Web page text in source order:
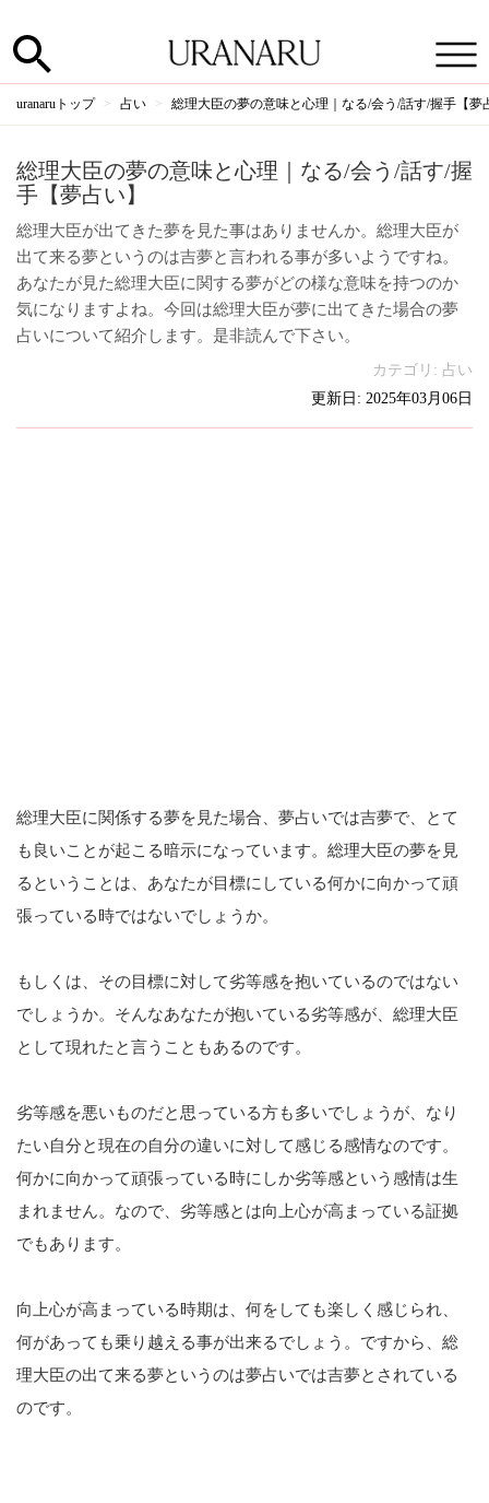
uranaruトップ 占い 総理大臣の夢の意味と心理｜なる/会う/話す/握手【夢
総理大臣の夢の意味と心理｜なる/会う/話す/握
手【夢占い】
総理大臣が出てきた夢を見た事はありませんか。総理大臣が
出て来る夢というのは吉夢と言われる事が多いようですね。
あなたが見た総理大臣に関する夢がどの様な意味を持つのか
気になりますよね。今回は総理大臣が夢に出てきた場合の夢
占いについて紹介します。是非読んで下さい。
カテゴリ: 占い
更新日: 2025年03月06日
総理大臣に関係する夢を見た場合、夢占いでは吉夢で、とて
も良いことが起こる暗示になっています。総理大臣の夢を見
るということは、あなたが目標にしている何かに向かって頑
張っている時ではないでしょうか。
もしくは、その目標に対して劣等感を抱いているのではない
でしょうか。そんなあなたが抱いている劣等感が、総理大臣
として現れたと言うこともあるのです。
劣等感を悪いものだと思っている方も多いでしょうが、なり
たい自分と現在の自分の違いに対して感じる感情なのです。
何かに向かって頑張っている時にしか劣等感という感情は生
まれません。なので、劣等感とは向上心が高まっている証拠
でもあります。
向上心が高まっている時期は、何をしても楽しく感じられ、
何があっても乗り越える事が出来るでしょう。ですから、総
理大臣の出て来る夢というのは夢占いでは吉夢とされている
のです。